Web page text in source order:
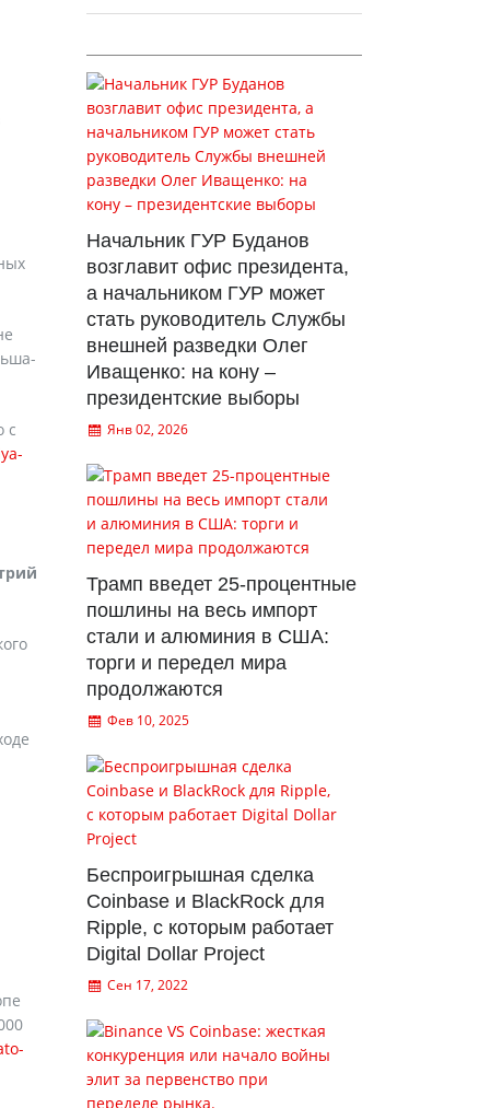
с
Начальник ГУР Буданов
возглавит офис президента,
а начальником ГУР может
стать руководитель Службы
внешней разведки Олег
Иващенко: на кону –
президентские выборы
Янв 02, 2026
Трамп введет 25-процентные
пошлины на весь импорт
стали и алюминия в США:
торги и передел мира
продолжаются
Фев 10, 2025
Беспроигрышная сделка
Coinbase и BlackRock для
Ripple, с которым работает
Digital Dollar Project
Сен 17, 2022